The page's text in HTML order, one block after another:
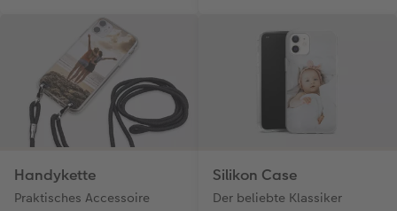
Handykette
Praktisches Accessoire
Silikon Case
Der beliebte Klassiker